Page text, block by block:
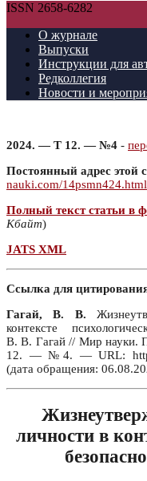
ISSN 2658-6282
О журнале
Выпуски
Инструкции для
Редколлегия
Новости и
2024. — Т 12. — №4 -
Постоянный адрес этой
nauki.com/14psmn424.html
Полный текст статьи в
Кбайт)
JATS XML
Ссылка для
Гагай, В. В.
контексте
В. В. Гагай // Мир науки.
12. — №4. — URL:
(дата обращения:
личности в